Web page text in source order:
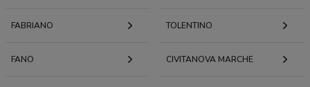
FABRIANO TOLENTINO
FANO CIVITANOVA MARCHE